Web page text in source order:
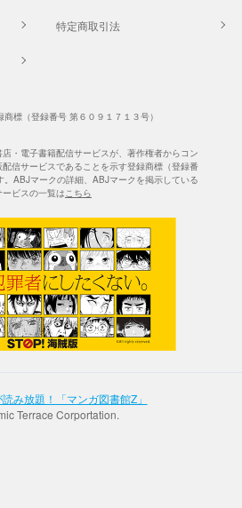
特定商取引法
・電子書籍配信サービスが、著作権者からコン
信サービスであることを示す登録商標（登録番
。ABJマークの詳細、ABJマークを掲示している
ービスの一覧はこちら
み放題！「マンガ図書館Z」
Terrace Corportation.